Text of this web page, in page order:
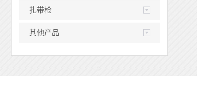
扎带枪
其他产品